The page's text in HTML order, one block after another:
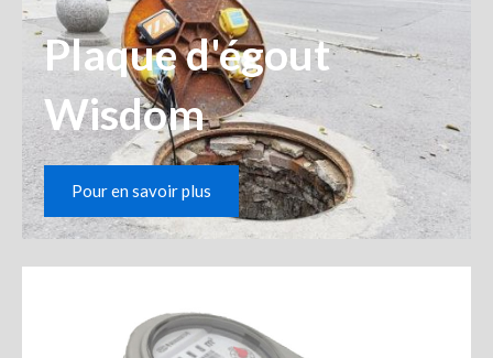
Plaque d'égout
Wisdom
Pour en savoir plus